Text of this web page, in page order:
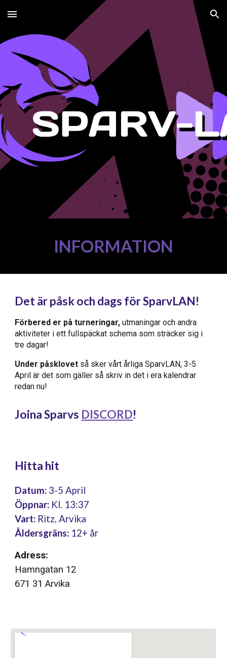
Skip to main content Skip to navigation
INFORMATION
Det ärpåskoch dags för SparvLAN!
Förbered er på turneringar, utmaningar och andra
aktiviteter i ett fullspäckat schema som sträcker sig i
tre dagar!
Under påsklovet så sker vårt årligaSparvLAN,3-5
April är det som gäller så skriv in det i era kalendrar
redan nu!
Joina Sparvs DISCORD!
Hitta hit
Datum: 3-5 April
Öppnar: Kl. 13:37
Vart: Ritz, Arvika
Åldersgräns: 12+ år
Adress:
Hamngatan 12
671 31 Arvika